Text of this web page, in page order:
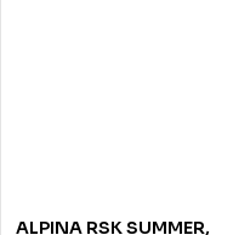
ALPINA RSK SUMMER,